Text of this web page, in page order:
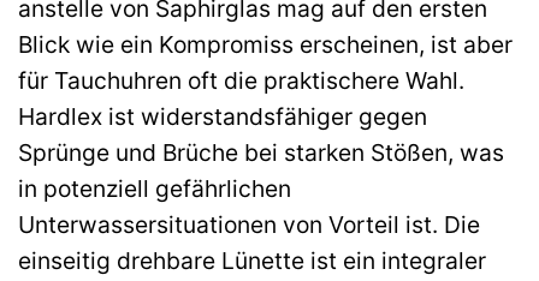
anstelle von Saphirglas mag auf den ersten
Blick wie ein Kompromiss erscheinen, ist aber
für Tauchuhren oft die praktischere Wahl.
Hardlex ist widerstandsfähiger gegen
Sprünge und Brüche bei starken Stößen, was
in potenziell gefährlichen
Unterwassersituationen von Vorteil ist. Die
einseitig drehbare Lünette ist ein integraler